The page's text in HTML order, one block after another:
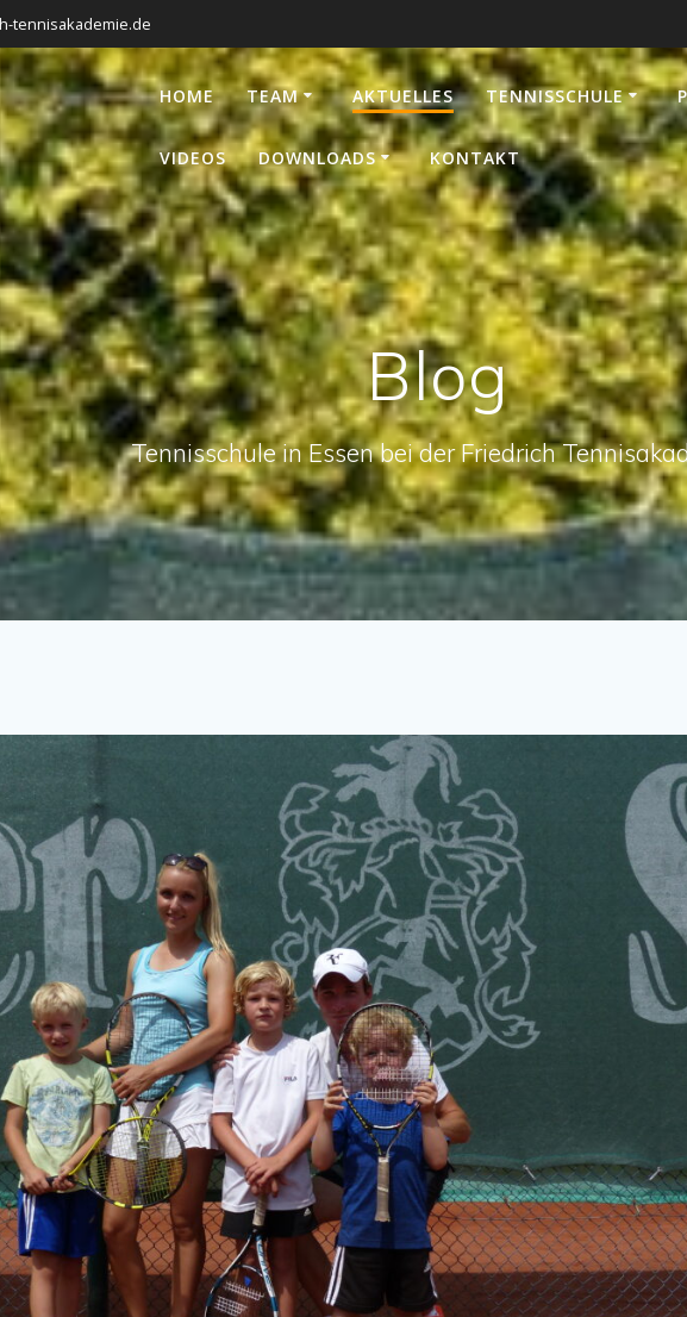
tennisakademie.de
HOME TEAM AKTUELLES TENNISSCHULE
VIDEOS DOWNLOADS KONTAKT
Blog
Tennisschule in Essen bei der Friedrich